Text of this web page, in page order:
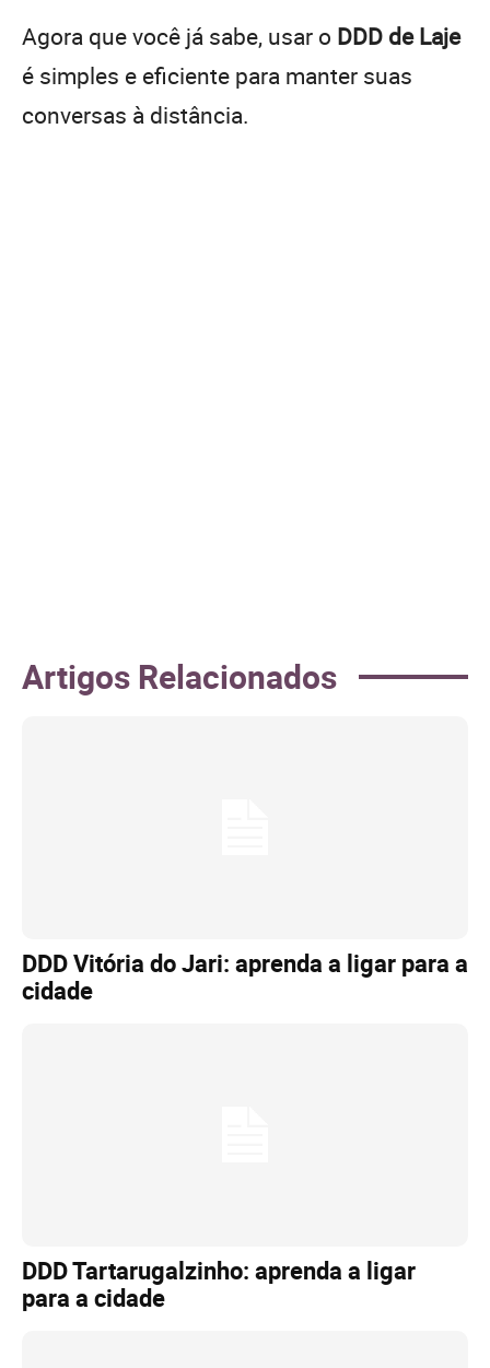
Agora que você já sabe, usar o DDD de Laje
é simples e eficiente para manter suas
conversas à distância.
Artigos Relacionados
DDD Vitória do Jari: aprenda a ligar para a
cidade
DDD Tartarugalzinho: aprenda a ligar
para a cidade